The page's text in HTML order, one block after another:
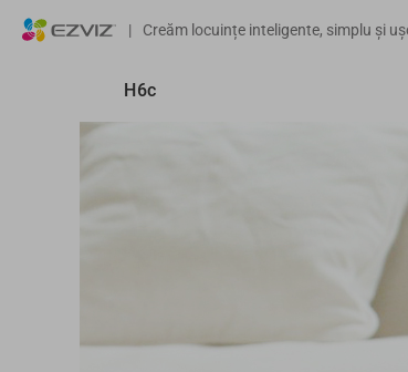
| Creăm locuințe inteligente, simplu și
H6c